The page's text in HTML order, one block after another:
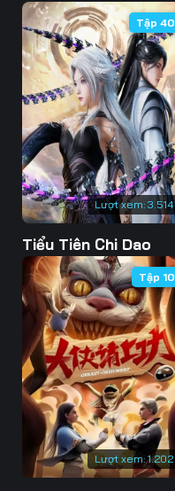
67
70
73
76
79
82
85
88
91
94
97
100
Lượt xem: 3.514
Tập 40
Tiểu Tiên Chi Dao
Lượt xem: 1.202
Tập 10